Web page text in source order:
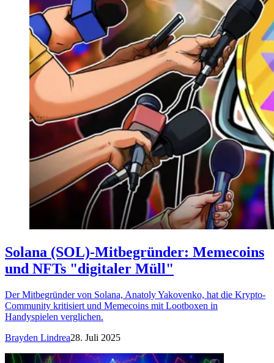
Solana (SOL)-Mitbegründer: Memecoins
und NFTs "digitaler Müll"
Der Mitbegründer von Solana, Anatoly Yakovenko, hat die Krypto-
Community kritisiert und Memecoins mit Lootboxen in
Handyspielen verglichen.
Brayden Lindrea28. Juli 2025